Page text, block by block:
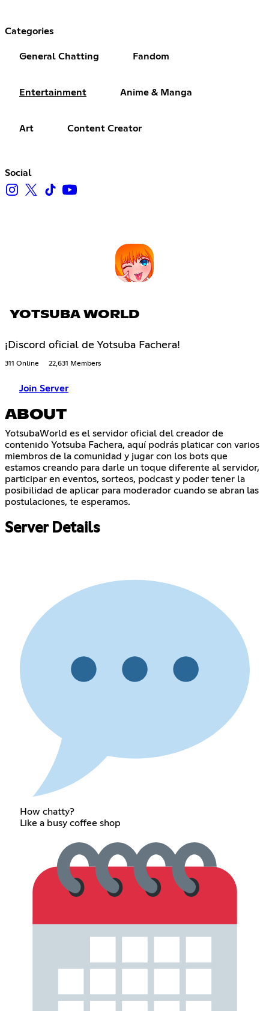
Categories
General Chatting Fandom
Entertainment Anime & Manga
Art Content Creator
Social
YOTSUBA WORLD
¡Discord oficial de Yotsuba Fachera!
311 Online 22,631 Members
Join Server
ABOUT
YotsubaWorld es el servidor oficial del creador de
contenido Yotsuba Fachera, aquí podrás platicar con varios
miembros de la comunidad y jugar con los bots que
estamos creando para darle un toque diferente al servidor,
participar en eventos, sorteos, podcast y poder tener la
posibilidad de aplicar para moderador cuando se abran las
postulaciones, te esperamos.
Server Details
How chatty?
Like a busy coffee shop